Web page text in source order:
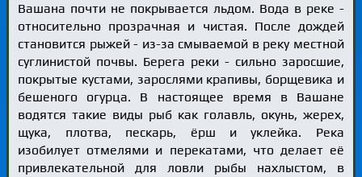
Вашана почти не покрывается льдом. Вода в реке -
относительно прозрачная и чистая. После дождей
становится рыжей - из-за смываемой в реку местной
суглинистой почвы. Берега реки - сильно заросшие,
покрытые кустами, зарослями крапивы, борщевика и
бешеного огурца. В настоящее время в Вашане
водятся такие виды рыб как голавль, окунь, жерех,
щука, плотва, пескарь, ёрш и уклейка. Река
изобилует отмелями и перекатами, что делает её
привлекательной для ловли рыбы нахлыстом, в